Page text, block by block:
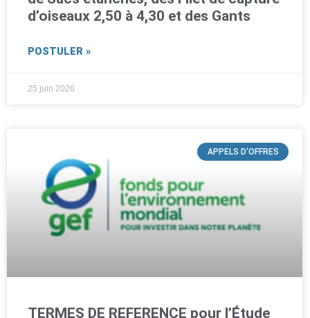
d’oiseaux 2,50 à 4,30 et des Gants
POSTULER »
25 juin 2026
APPELS D'OFFRES
TERMES DE REFERENCE pour l’Étude